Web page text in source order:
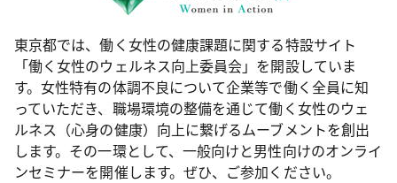
東京都では、働く女性の健康課題に関する特設サイト
「働く女性のウェルネス向上委員会」を開設していま
す。女性特有の体調不良について企業等で働く全員に知
っていただき、職場環境の整備を通じて働く女性のウェ
ルネス（心身の健康）向上に繋げるムーブメントを創出
します。その一環として、一般向けと男性向けのオンライ
ンセミナーを開催します。ぜひ、ご参加ください。